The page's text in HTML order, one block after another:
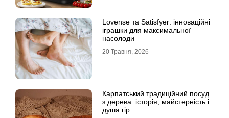
Lovense та Satisfyer: інноваційні
іграшки для максимальної
насолоди
20 Травня, 2026
Карпатський традиційний посуд
з дерева: історія, майстерність і
душа гір